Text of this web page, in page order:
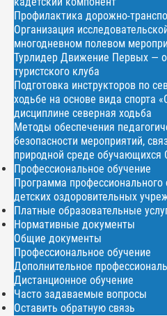
Профилактика дорожно-
Организация
многодневном полевом
Турлидер Движение Первых —
туристского клуба
Подготовка инструкторов по
ходьбе на основе вида спорта
дисциплине северная ходьба
Методы обеспечения
безопасности мероприятий,
природной среде обучающихся
Профессиональное обучение
Программа
детских оздоровительных
Платные образовательные
Нормативные документы
Общие документы
Профессиональное обучение
Дополнительное
Дистанционное обучение
Часто задаваемые вопросы
Оставить обратную связь